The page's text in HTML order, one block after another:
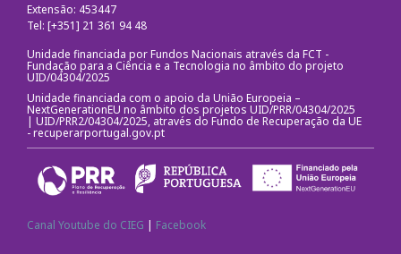
Extensão: 453447
Tel: [+351] 21 361 94 48
Unidade financiada por Fundos Nacionais através da FCT -
Fundação para a Ciência e a Tecnologia no âmbito do projeto
UID/04304/2025
Unidade financiada com o apoio da União Europeia –
NextGenerationEU no âmbito dos projetos UID/PRR/04304/2025
| UID/PRR2/04304/2025, através do Fundo de Recuperação da UE
-recuperarportugal.gov.pt
Canal Youtube do CIEG | Facebook